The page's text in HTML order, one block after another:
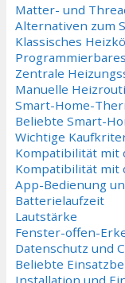
Matter- und
Alternativen zum
Klassisches
Zentrale
Manuelle
Smart-Home-
Beliebte Smart-
Wichtige
Kompatibilität mit
Kompatibilität mit
App-Bedienung
Batterielaufzeit
Lautstärke
Fenster-offen-
Datenschutz und
Beliebte